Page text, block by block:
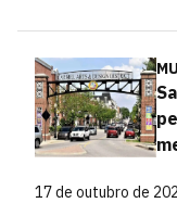
17 de outubro de